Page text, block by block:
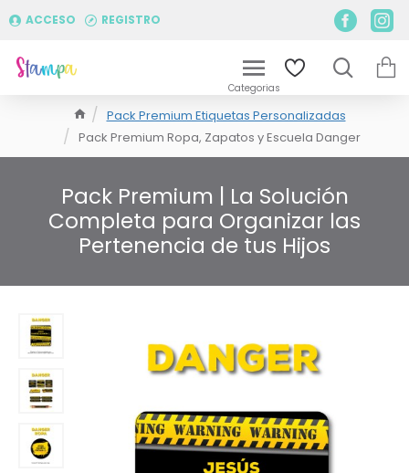
ACCESO REGISTRO
Pack Premium Etiquetas Personalizadas
Pack Premium Ropa, Zapatos y Escuela Danger
Pack Premium | La Solución
Completa para Organizar las
Pertenencia de tus Hijos